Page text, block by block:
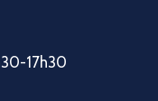
17h30